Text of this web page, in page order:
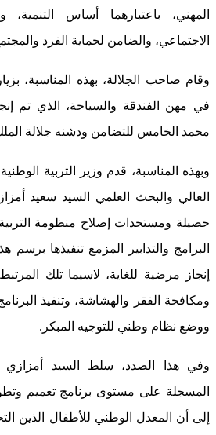
المهني، باعتبارهما أساس التنمية،
الاجتماعي، والضامن لحماية الفرد
وقام صاحب الجلالة، بهذه المناسبة،
في مهن الفندقة والسياحة، الذي تم
محمد الخامس للتضامن ودشنه جلالة الملك في 15
وبهذه المناسبة، قدم وزير التربية
العالي والبحث العلمي السيد سعيد
حصيلة ومستجدات إصلاح منظومة
البرامج والتدابير المزمع تنفيذها
إنجاز مرضية للغاية، لاسيما تلك
ومكافحة الفقر والهشاشة، وتنفيذ
ووضع نظام وطني للتوجيه المبكر.
وفي هذا الصدد، سلط السيد
المسجلة على مستوى برنامج تعميم
إلى أن المعدل الوطني للأطفال الذين